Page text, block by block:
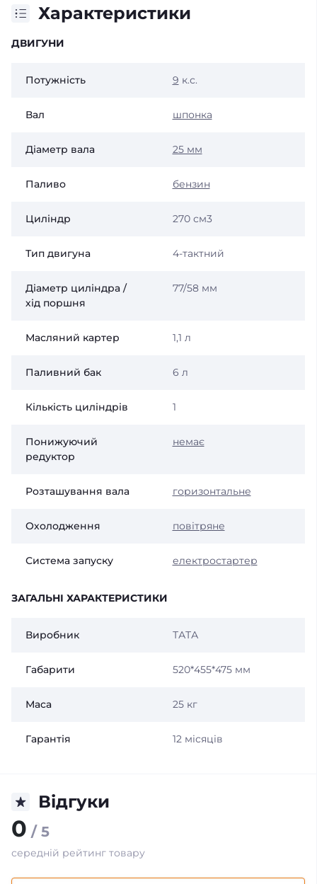
Характеристики
ДВИГУНИ
Потужність 9 к.с.
Вал шпонка
Діаметр вала 25 мм
Паливо бензин
Циліндр 270 см3
Тип двигуна 4-тактний
Діаметр циліндра /
хід поршня
77/58 мм
Масляний картер 1,1 л
Паливний бак 6 л
Кількість циліндрів 1
Понижуючий
редуктор
немає
Розташування вала горизонтальне
Охолодження повітряне
Система запуску електростартер
ЗАГАЛЬНІ ХАРАКТЕРИСТИКИ
Виробник ТАТА
Габарити 520*455*475 мм
Маса 25 кг
Гарантія 12 місяців
Відгуки
0 / 5
середній рейтинг товару